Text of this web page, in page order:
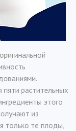
пяти растительных
этого
из
только те плоды,